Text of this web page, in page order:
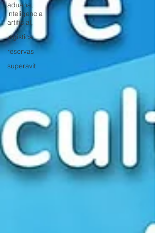
aduana,
inteligencia
artificial,
logistica
reservas
superavit